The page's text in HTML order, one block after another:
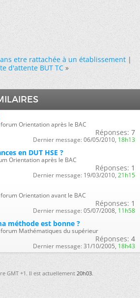
etre rattachée à un établissement|
d'attente BUT TC »
Orientation après le BAC
Réponses: 7
Dernier message: 06/05/2010, 18h13
en DUT HSE ?
Orientation après le BAC
Réponses: 1
Dernier message: 19/03/2010, 21h15
Orientation avant le BAC
Réponses: 1
Dernier message: 05/07/2008, 11h58
méthode est bonne ?
Mathématiques du supérieur
Réponses: 4
Dernier message: 31/10/2005, 18h43
GMT +1. Il est actuellement20h03.